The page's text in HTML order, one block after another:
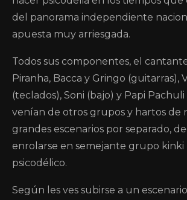
del panorama independiente
apuesta muy arriesgada.
Todos sus componentes, el
Piranha, Bacca y Gringo (guitarras),
(teclados), Soni (bajo) y Papi
venían de otros grupos y hartos de
grandes escenarios por separado,
enrolarse en semejante grupo kinki
psicodélico.
Según les ves subirse a un